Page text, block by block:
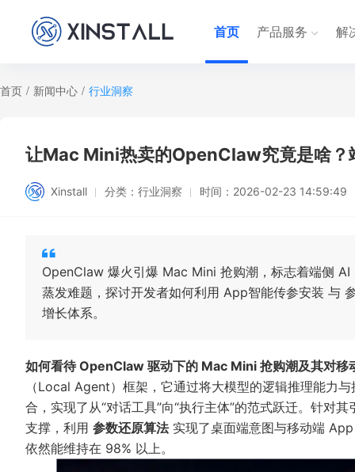
首页 产品服务 解
首页 / 新闻中心 / 行业洞察
让Mac Mini热卖的OpenClaw究竟是啥？
Xinstall 分类： 行业洞察 时间： 2026-02-23 14:59:49
OpenClaw 爆火引爆 Mac Mini 抢购潮，标志着端侧
蒸发难题，探讨开发者如何利用 App智能传参安装 与
增长体系。
如何看待 OpenClaw 驱动下的 Mac Mini 抢购潮及其对移
（Local Agent）框架，它通过将大模型的逻辑推理能力
合，实现了从“对话工具”向“执行主体”的范式跃迁。针对
支撑，利用 参数还原算法实现了桌面端意图与移动端 App
依然能维持在 98% 以上。